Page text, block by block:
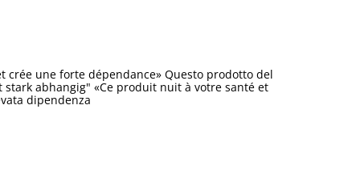
crée une forte dépendance» Questo prodotto del
abhangig" «Ce produit nuit à votre santé et
dipendenza